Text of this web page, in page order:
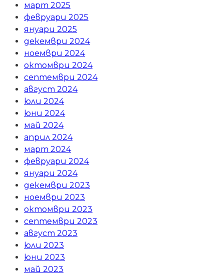
март 2025
февруари 2025
януари 2025
декември 2024
ноември 2024
октомври 2024
септември 2024
август 2024
юли 2024
юни 2024
май 2024
април 2024
март 2024
февруари 2024
януари 2024
декември 2023
ноември 2023
октомври 2023
септември 2023
август 2023
юли 2023
юни 2023
май 2023